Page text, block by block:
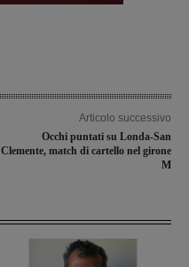
Articolo successivo
Occhi puntati su Londa-San
Clemente, match di cartello nel girone
M